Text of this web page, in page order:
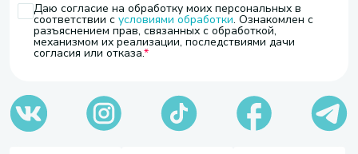
Даю согласие на обработку моих персональных в
соответствии с условиями обработки. Ознакомлен с
разъяснением прав, связанных с обработкой,
механизмом их реализации, последствиями дачи
согласия или отказа.